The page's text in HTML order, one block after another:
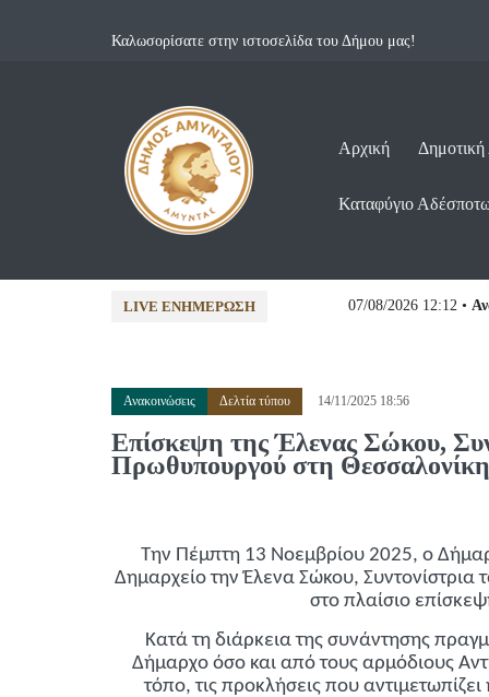
Καλωσορίσατε στην ιστοσελίδα του Δήμου μας!
Αρχική
Καταφύγιο
LIVE ΕΝΗΜΈΡΩΣΗ 07/08/2026 12:12 •
Ανακοινώσεις Δελτία τύπου 14/11/2025 18:56
Επίσκεψη της Έλενας Σώκου,
Πρωθυπουργού στη
Την Πέμπτη 13 Νοεμβρίου 2025, ο
Δημαρχείο την Έλενα Σώκου,
στο πλαίσιο
Κατά τη διάρκεια της συνάντησης
Δήμαρχο όσο και από τους αρμόδιους
τόπο, τις προκλήσεις που